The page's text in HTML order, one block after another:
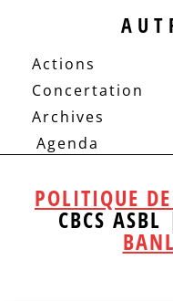
Actions
Concertation
Archives
Agenda
POLITIQUE
CBCS